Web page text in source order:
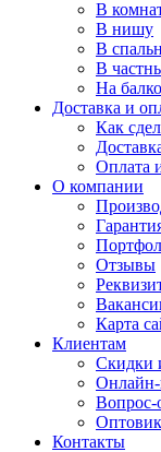
В
В нишу
В
В
На
Доставка и
Как
Оплата
О компании
Отзывы
Карта
Клиентам
Скидки
Онлайн-
Вопрос-
Контакты